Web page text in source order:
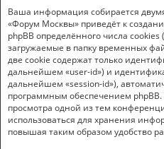
Ваша информация собирается
«Форум Москвы» приведёт к
phpBB определённого числа
загружаемые в папку временных
две cookie содержат только
дальнейшем «user-id») и
дальнейшем «session-id»),
программным обеспечением phpBB.
просмотра одной из тем
использоваться для хранения
повышая таким образом удобство